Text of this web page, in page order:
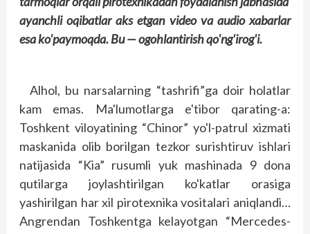
ayanchli oqibatlar aks etgan video va audio xabarlar
esa ko'paymoqda. Bu — ogohlantirish qo'ng'irog'i.
Alhol, bu narsalarning “tashrifi”ga doir holatlar
kam emas. Ma'lumotlarga e'tibor qarating-a:
Toshkent viloyatining “Chinor” yo'l-patrul xizmati
maskanida olib borilgan tezkor surishtiruv ishlari
natijasida “Kia” rusumli yuk mashinada 9 dona
qutilarga joylashtirilgan ko'katlar orasiga
yashirilgan har xil pirotexnika vositalari aniqlandi…
Angrendan Toshkentga kelayotgan “Mercedes-